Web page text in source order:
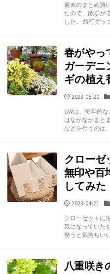
日
週末のまとめ買
たので、散歩が
した。 旅行グッ
春がやっ
ガーデニ
ギの植え
公
日
2023-05-20
GWは、毎年的
はなかなかまと
などを行うのは
クローゼ
無印や百
してみた
公
日
2023-04-21
クローゼットに
気になっていた
整うと気持ちい
八重咲き